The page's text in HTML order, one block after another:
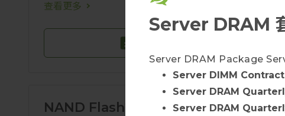
Server DRAM
Server DRAM Package
Server DIMM Contract
Server DRAM
Server DRAM
查看更多
NAND Flash鑽石